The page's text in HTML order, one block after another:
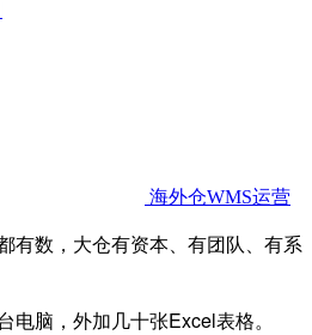
海外仓WMS运营
有数，大仓有资本、有团队、有系
脑，外加几十张Excel表格。